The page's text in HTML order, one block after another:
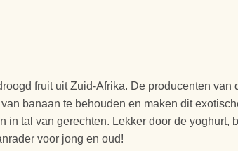
fruit uit Zuid-Afrika. De producenten
banaan te behouden en maken dit
in tal van gerechten. Lekker door de yoghurt,
voor jong en oud!